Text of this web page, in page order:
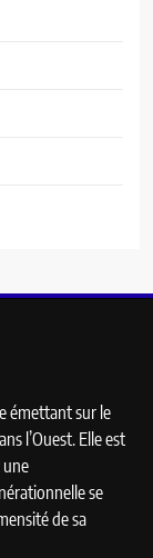
émettant sur le
l’Ouest. Elle est
se
de sa